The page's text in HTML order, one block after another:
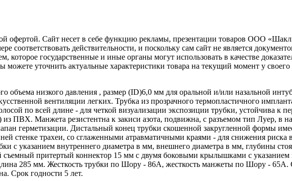
офертой. Сайт несет в себе функцию рекламы, презентации товаров ООО
соответствовать действительности, и поскольку сам сайт не является
которое государственные и иные органы могут использовать в качестве
можете уточнить актуальные характеристики товара на текущий момент у
объема низкого давления , размер (ID)6,0 мм для оральной и/или назальной
вентиляции легких. Трубка из прозрачного термопластичного
по всей длине - для четкой визуализации экспозиции трубки, устойчива к
из ПВХ. Манжета резистентна к закиси азота, подвижна, с разъемом тип Луер, в
герметизации. Дистальный конец трубки скошенной закругленной формы
стенке трахеи, со сглаженными атравматичными краями - для снижения
с указанием внутреннего диаметра в мм, внешнего диаметра в мм, глубины
притертый коннектор 15 мм с двумя боковыми крылышками с
285 мм. Жесткость трубки по Шору - 86А, жесткость манжеты по Шору -
Срок годности 5 лет.